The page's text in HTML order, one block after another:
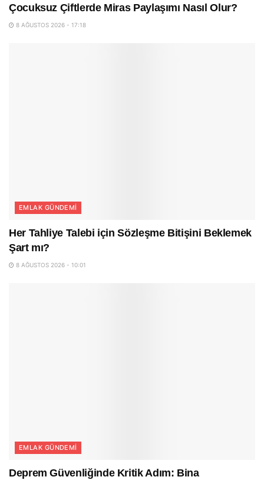
Çocuksuz Çiftlerde Miras Paylaşımı Nasıl Olur?
8 AĞUSTOS 2026 - 17:18
EMLAK GÜNDEMI
Her Tahliye Talebi için Sözleşme Bitişini Beklemek
Şart mı?
8 AĞUSTOS 2026 - 10:01
EMLAK GÜNDEMI
Deprem Güvenliğinde Kritik Adım: Bina